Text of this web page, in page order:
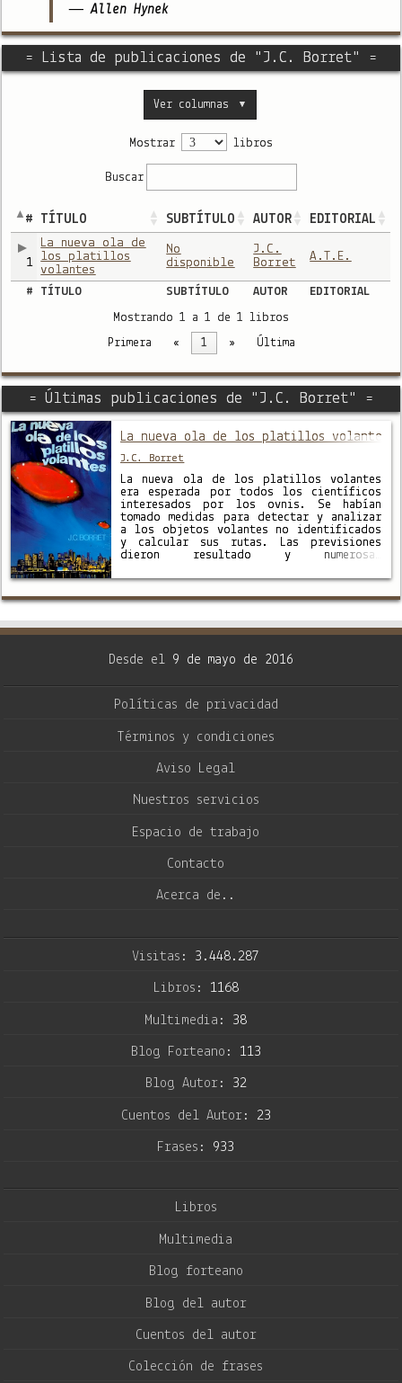
— Allen Hynek
= Lista de publicaciones de "J.C. Borret" =
Ver columnas ▼
Mostrar libros
Buscar
# TÍTULO SUBTÍTULO AUTOR EDITORIAL
1
La nueva ola de
los platillos
volantes
No
disponible
J.C.
Borret
A.T.E.
# TÍTULO SUBTÍTULO AUTOR
EDITORIAL
Mostrando 1 a 1 de 1 libros
Primera « 1 » Última
= Últimas publicaciones de "J.C. Borret" =
La nueva ola de los platillos volantes
J.C. Borret
La nueva ola de los platillos volantes
era esperada por todos los científicos
interesados por los ovnis. Se habían
tomado medidas para detectar y analizar
a los objetos volantes no identificados
y calcular sus rutas. Las previsiones
dieron resultado y numerosas
Los ovnis aparecieron en su momento y
sus trayectorias de …
Desde el 9 de mayo de 2016
Políticas de privacidad
Términos y condiciones
Aviso Legal
Nuestros servicios
Espacio de trabajo
Contacto
Acerca de..
Visitas: 3.448.287
Libros: 1168
Multimedia: 38
Blog Forteano: 113
Blog Autor: 32
Cuentos del Autor: 23
Frases: 933
Libros
Multimedia
Blog forteano
Blog del autor
Cuentos del autor
Colección de frases